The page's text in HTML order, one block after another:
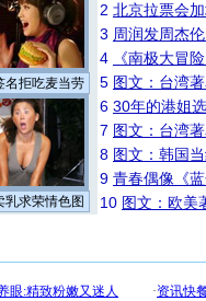
名拒吃麦当劳
乳求荣情色图
2 北京拉票会
3 周润发周杰
4
《南极大冒
5 图文：台湾
6 30年的港姐
7 图文：台湾
8 图文：韩国
9 青春偶像《
10 图文：欧美